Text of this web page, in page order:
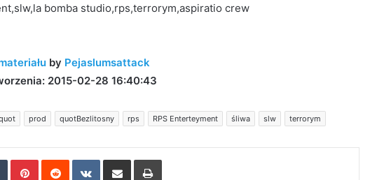
bomba studio,rps,terrorym,aspiratio crew
by Pejaslumsattack
2015-02-28 16:40:43
prod quotBezlitosny rps RPS Enterteyment śliwa slw terrorym
TumblrPinterestReddit VKontakte
Share via Email Print